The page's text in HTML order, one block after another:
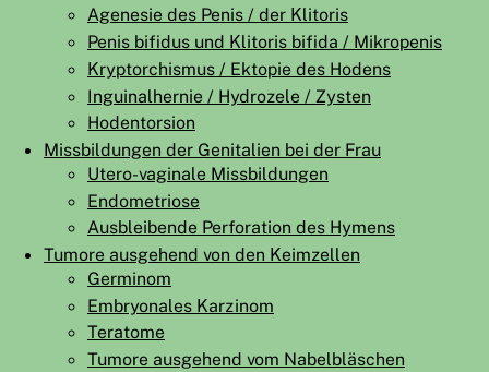
EMBRYOGENESE
ORGANOGENESE
SUCHEN
Agenesie des Penis / der Klitoris
Penis bifidus und Klitoris bifida / Mikropenis
Kryptorchismus / Ektopie des Hodens
Inguinalhernie / Hydrozele / Zysten
Hodentorsion
Missbildungen der Genitalien bei der Frau
Utero-vaginale Missbildungen
Endometriose
Ausbleibende Perforation des Hymens
Tumore ausgehend von den Keimzellen
Germinom
Embryonales Karzinom
Teratome
Tumore ausgehend vom Nabelbläschen